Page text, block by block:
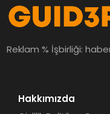
Reklam % İşbirliği:
Hakkımızda